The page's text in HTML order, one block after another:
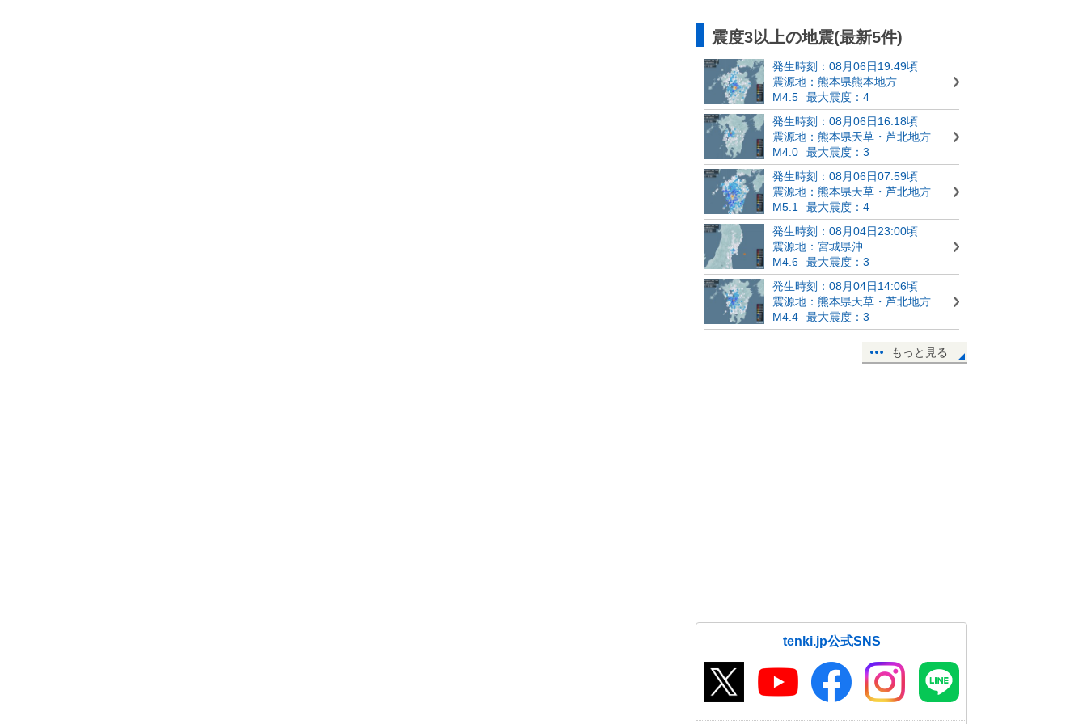
震度3以上の地震(最新5件)
発生時刻：08月06日19:49頃
震源地：熊本県熊本地方
M4.5
最大震度：4
発生時刻：08月06日16:18頃
震源地：熊本県天草・芦北地方
M4.0
最大震度：3
発生時刻：08月06日07:59頃
震源地：熊本県天草・芦北地方
M5.1
最大震度：4
発生時刻：08月04日23:00頃
震源地：宮城県沖
M4.6
最大震度：3
発生時刻：08月04日14:06頃
震源地：熊本県天草・芦北地方
M4.4
最大震度：3
もっと見る
tenki.jp公式SNS